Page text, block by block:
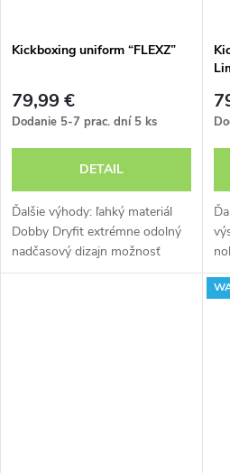
Kickboxing uniform “FLEXZ”
79,99 €
Dodanie 5-7 prac. dní 5 ks
DETAIL
Ďalšie výhody: ľahký materiál
Dobby Dryfit extrémne odolný
nadčasový dizajn možnosť
prania v práčke